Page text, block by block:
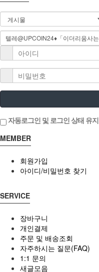
자동로그인 및 로그인 상태 유지
MEMBER
회원가입
아이디/비밀번호 찾기
SERVICE
장바구니
개인결제
주문 및 배송조회
자주하시는 질문(FAQ)
1:1 문의
새글모음